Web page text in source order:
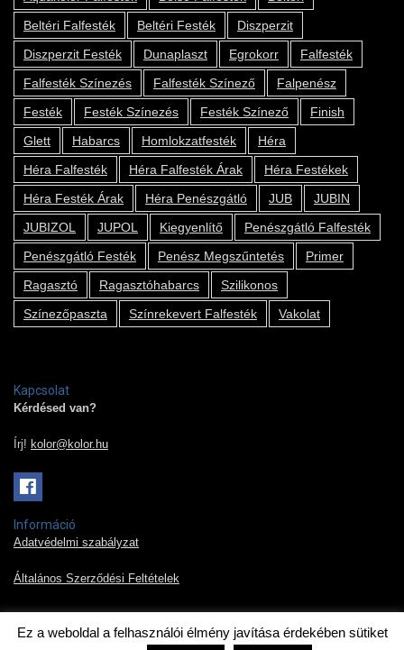
Beltéri Falfesték
Beltéri Festék
Diszperzit
Diszperzit Festék
Dunaplaszt Egrokorr
Falfesték
Falfesték Színezés
Falfesték Színező
Falpenész
Festék
Festék Színezés Festék Színező
Finish
Glett
Habarcs Homlokzatfesték
Héra
Héra Falfesték
Héra Falfesték Árak
Héra Festékek
Héra Festék Árak
Héra Penészgátló JUB
JUBIN
JUBIZOL
JUPOL Kiegyenlítő
Penészgátló Falfesték
Penészgátló Festék
Penész Megszűntetés
Primer
Ragasztó
Ragasztóhabarcs
Szilikonos
Színezőpaszta
Színrekevert Falfesték Vakolat
Kapcsolat
Kérdésed van?
Írj! kolor@kolor.hu
Információ
Adatvédelmi szabályzat
Általános Szerződési Feltételek
Ez a weboldal a felhasználói élmény javítása érdekében sütiket